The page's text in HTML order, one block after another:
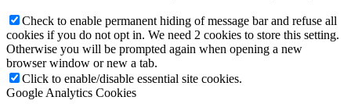
Check to enable permanent hiding of message bar and refuse all
cookies if you do not opt in. We need 2 cookies to store this setting.
Otherwise you will be prompted again when opening a new
browser window or new a tab.
Click to enable/disable essential site cookies.
Google Analytics Cookies